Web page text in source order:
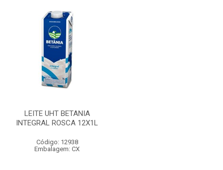
LEITE UHT BETANIA
INTEGRAL ROSCA 12X1L
Código: 12938
Embalagem: CX